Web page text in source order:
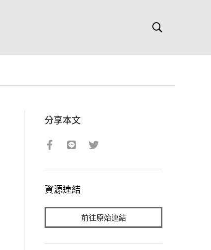
分享本文
資源連結
前往原始連結